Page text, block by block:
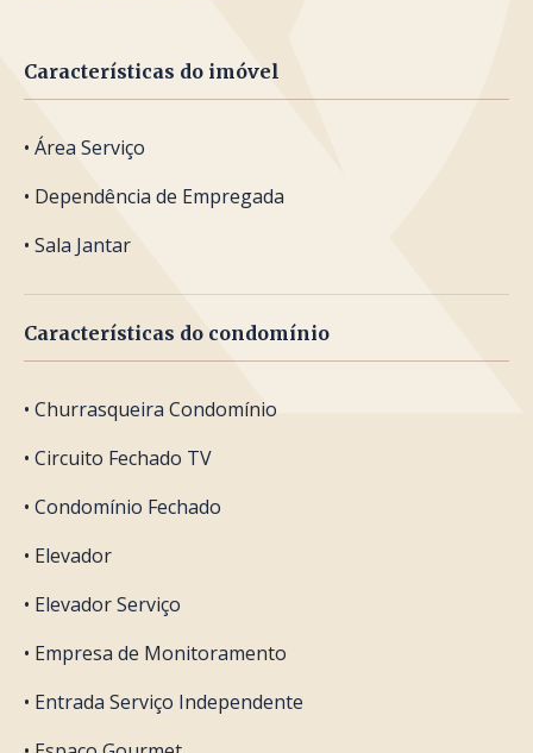
Características do imóvel
• Área Serviço
• Dependência de Empregada
• Sala Jantar
Características do condomínio
• Churrasqueira Condomínio
• Circuito Fechado TV
• Condomínio Fechado
• Elevador
• Elevador Serviço
• Empresa de Monitoramento
• Entrada Serviço Independente